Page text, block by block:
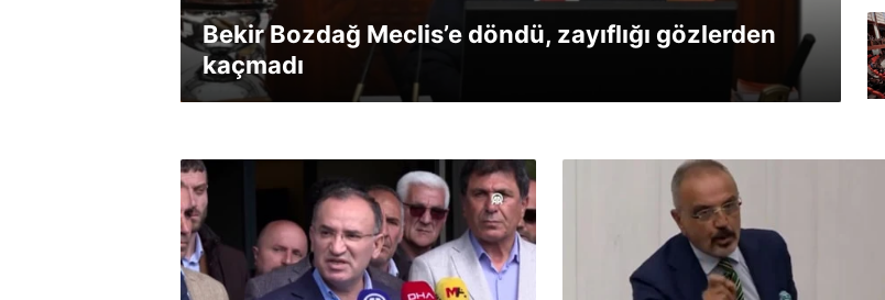
Bekir Bozdağ Meclis’e döndü, zayıflığı gözlerden
kaçmadı